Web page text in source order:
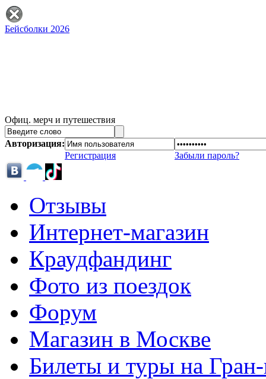
Бейсболки 2026
Офиц. мерч и путешествия
Авторизация:
Регистрация
Забыли пароль?
Отзывы
Интернет-магазин
Краудфандинг
Фото из поездок
Форум
Магазин в Москве
Билеты и туры на